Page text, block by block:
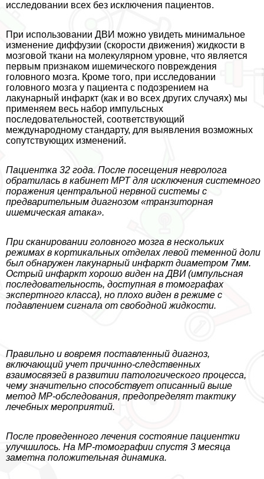
исследовании всех без исключения пациентов.
При использовании ДВИ можно увидеть минимальное
изменение диффузии (скорости движения) жидкости в
мозговой ткани на молекулярном уровне, что является
первым признаком ишемического повреждения
головного мозга. Кроме того, при исследовании
головного мозга у пациента с подозрением на
лакунарный инфаркт (как и во всех других случаях) мы
применяем весь набор импульсных
последовательностей, соответствующий
международному стандарту, для выявления возможных
сопутствующих изменений.
Пациентка 32 года. После посещения невролога
обратилась в кабинет МРТ для исключения системного
поражения центральной нервной системы с
предварительным диагнозом «транзиторная
ишемическая атака».
При сканировании головного мозга в нескольких
режимах в кортикальных отделах левой теменной доли
был обнаружен лакунарный инфаркт диаметром 7мм.
Острый инфаркт хорошо виден на ДВИ (импульсная
последовательность, доступная в томографах
экспертного класса), но плохо виден в режиме с
подавлением сигнала от свободной жидкости.
Правильно и вовремя поставленный диагноз,
включающий учет причинно-следственных
взаимосвязей в развитии патологического процесса,
чему значительно способствует описанный выше
метод МР-обследования, предопределят тактику
лечебных мероприятий.
После проведенного лечения состояние пациентки
улучшилось. На МР-томографии спустя 3 месяца
заметна положительная динамика.